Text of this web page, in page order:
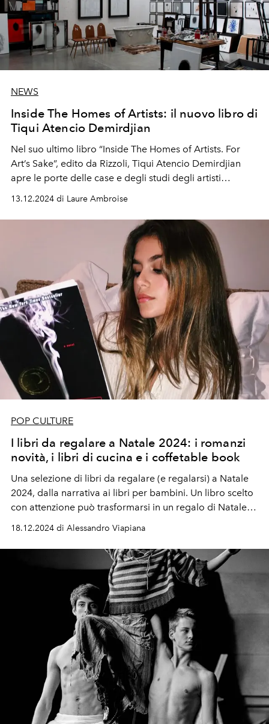
NEWS
Inside The Homes of Artists: il nuovo libro di
Tiqui Atencio Demirdjian
Nel suo ultimo libro “Inside The Homes of Artists. For
Art’s Sake”, edito da Rizzoli, Tiqui Atencio Demirdjian
apre le porte delle case e degli studi degli artisti
contemporanei più influenti, da Tracey Emin a Claire
13.12.2024 di Laure Ambroise
POP CULTURE
I libri da regalare a Natale 2024: i romanzi
novità, i libri di cucina e i coffetable book
Una selezione di libri da regalare (e regalarsi) a Natale
2024, dalla narrativa ai libri per bambini. Un libro scelto
con attenzione può trasformarsi in un regalo di Natale
unico e prezioso. Ispirando riflessioni, creando
connessioni e invitando a riscoprire un ritmo di vita più
lento e consapevole.
18.12.2024 di Alessandro Viapiana